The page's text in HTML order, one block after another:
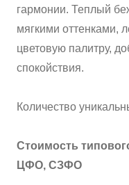
гармонии. Теплый
мягкими оттенками,
цветовую палитру,
спокойствия.
Количество
Стоимость
ЦФО, СЗФО